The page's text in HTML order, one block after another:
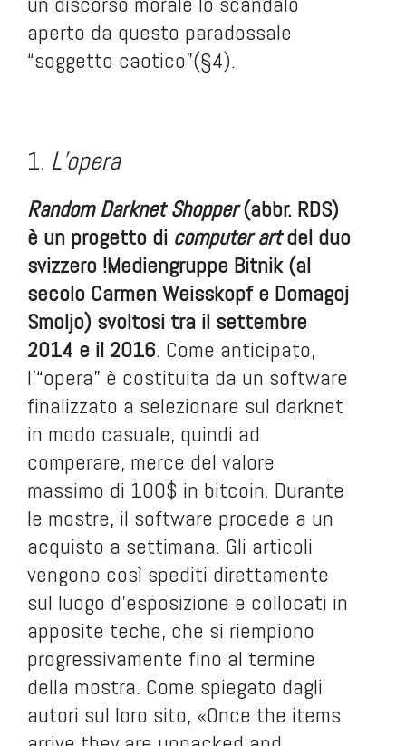
aperto da questo paradossale
“soggetto caotico”(§4).
1. L’opera
Random Darknet Shopper(abbr. RDS)
è un progetto di computer artdel duo
svizzero !Mediengruppe Bitnik (al
secolo Carmen Weisskopf e Domagoj
Smoljo) svoltosi tra il settembre
2014 e il 2016. Come anticipato,
l’“opera” è costituita da un software
finalizzato a selezionare sul darknet
in modo casuale, quindi ad
comperare, merce del valore
massimo di 100$ in bitcoin. Durante
le mostre, il software procede a un
acquisto a settimana. Gli articoli
vengono così spediti direttamente
sul luogo d’esposizione e collocati in
apposite teche, che si riempiono
progressivamente fino al termine
della mostra. Come spiegato dagli
autori sul loro sito, «Once the items